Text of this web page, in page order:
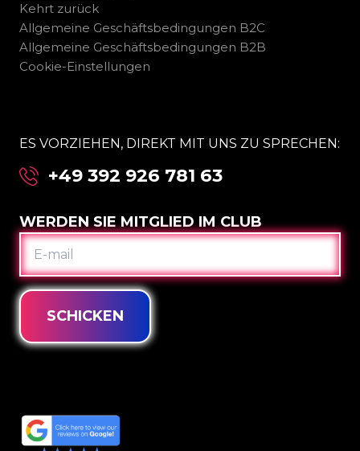
Kehrt zurück
Allgemeine Geschäftsbedingungen B2C
Allgemeine Geschäftsbedingungen B2B
Cookie-Einstellungen
ES VORZIEHEN, DIREKT MIT UNS ZU SPRECHEN:
+49 392 926 781 63
WERDEN SIE MITGLIED IM CLUB
E-
MAIL
SCHICKEN